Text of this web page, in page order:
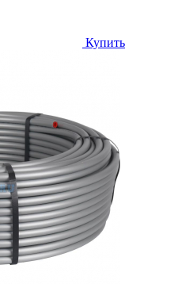
Купить